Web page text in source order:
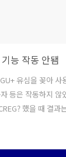
능 작동 안됌
유심을 꽂아 사
등은 작동하지 않
했을 때 결과
VoLTE가 안되서
불가하다는 답변